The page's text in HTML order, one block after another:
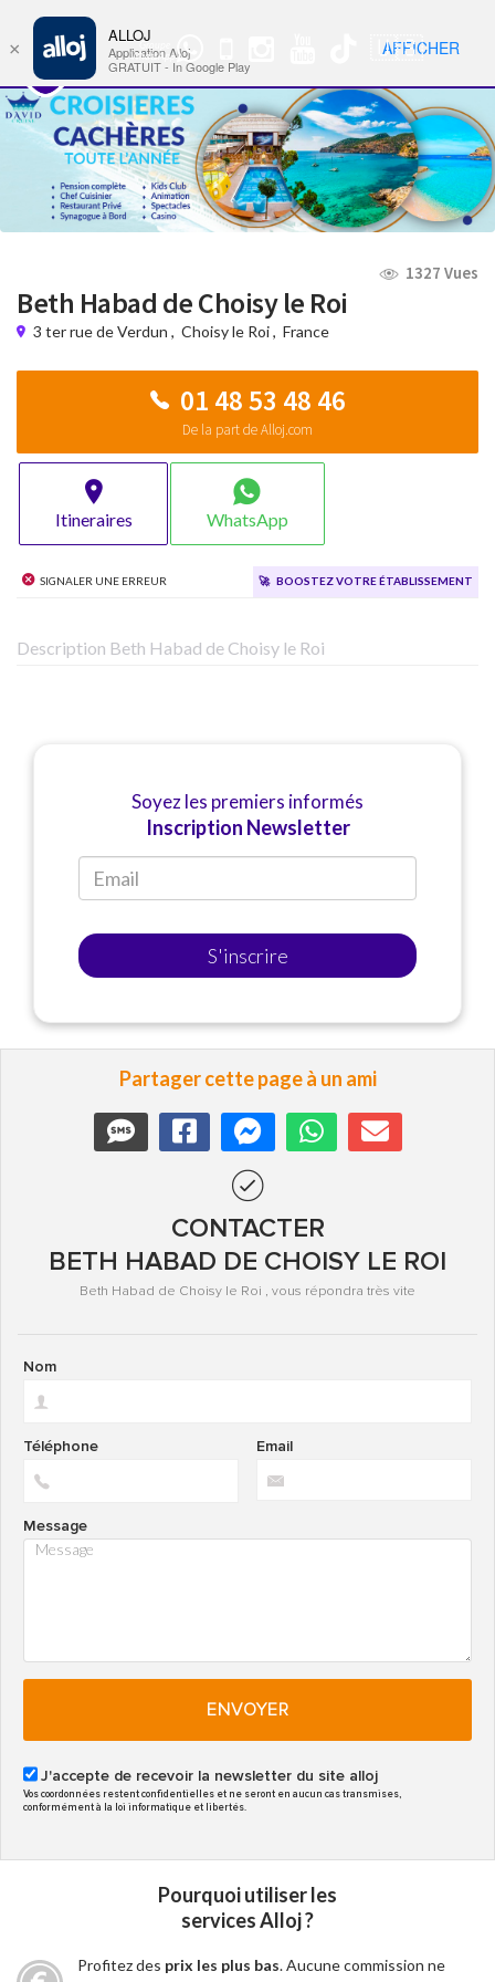
Groupe
WhatsApp
🇺🇸 Nav
1327 Vues
Beth Habad de Choisy le Roi
3 ter rue de Verdun , Choisy le Roi, France
01 48 53 48 46
De la part de Alloj.com
Itineraires WhatsApp
Signaler une erreur 🚀 Boostez votre établissement
Description Beth Habad de Choisy le Roi
Soyez les premiers informés
Inscription Newsletter
S'inscrire
Partager cette page à un ami
CONTACTER
BETH HABAD DE CHOISY LE ROI
Beth Habad de Choisy le Roi , vous répondra très vite
Nom
Email
Téléphone
Message
ENVOYER
J'accepte de recevoir la newsletter du site alloj
Vos coordonnées restent confidentielles et ne seront en aucun cas transmises,
conformément à la loi informatique et libertés.
Pourquoi utiliser les
services Alloj ?
Profitez des prix les plus bas. Aucune commission ne
×
ALLOJ
Application Alloj
GRATUIT - In Google Play
AFFICHER